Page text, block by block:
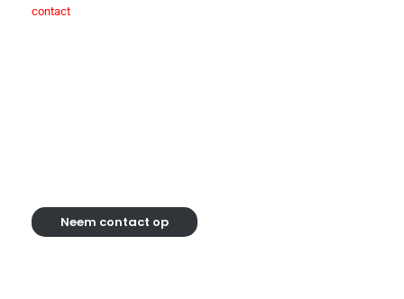
contact
Neem contact op